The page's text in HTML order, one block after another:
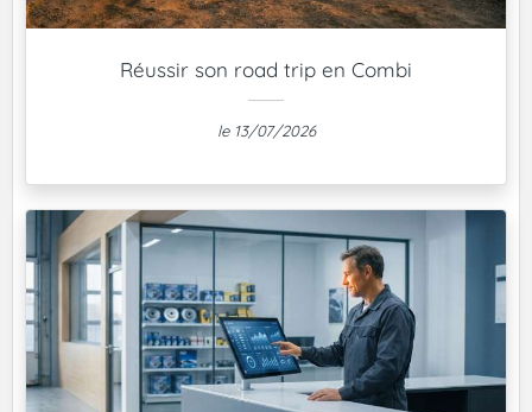
Réussir son road trip en Combi
le 13/07/2026